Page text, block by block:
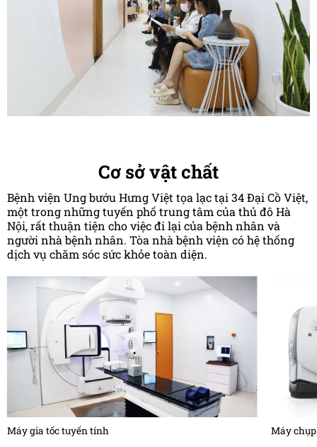
Cơ sở vật chất
Bệnh viện Ung bướu Hưng Việt tọa lạc tại 34 Đại Cồ Việt,
một trong những tuyến phố trung tâm của thủ đô Hà
Nội, rất thuận tiện cho việc đi lại của bệnh nhân và
người nhà bệnh nhân. Tòa nhà bệnh viện có hệ thống
dịch vụ chăm sóc sức khỏe toàn diện.
Máy gia tốc tuyến tính Máy